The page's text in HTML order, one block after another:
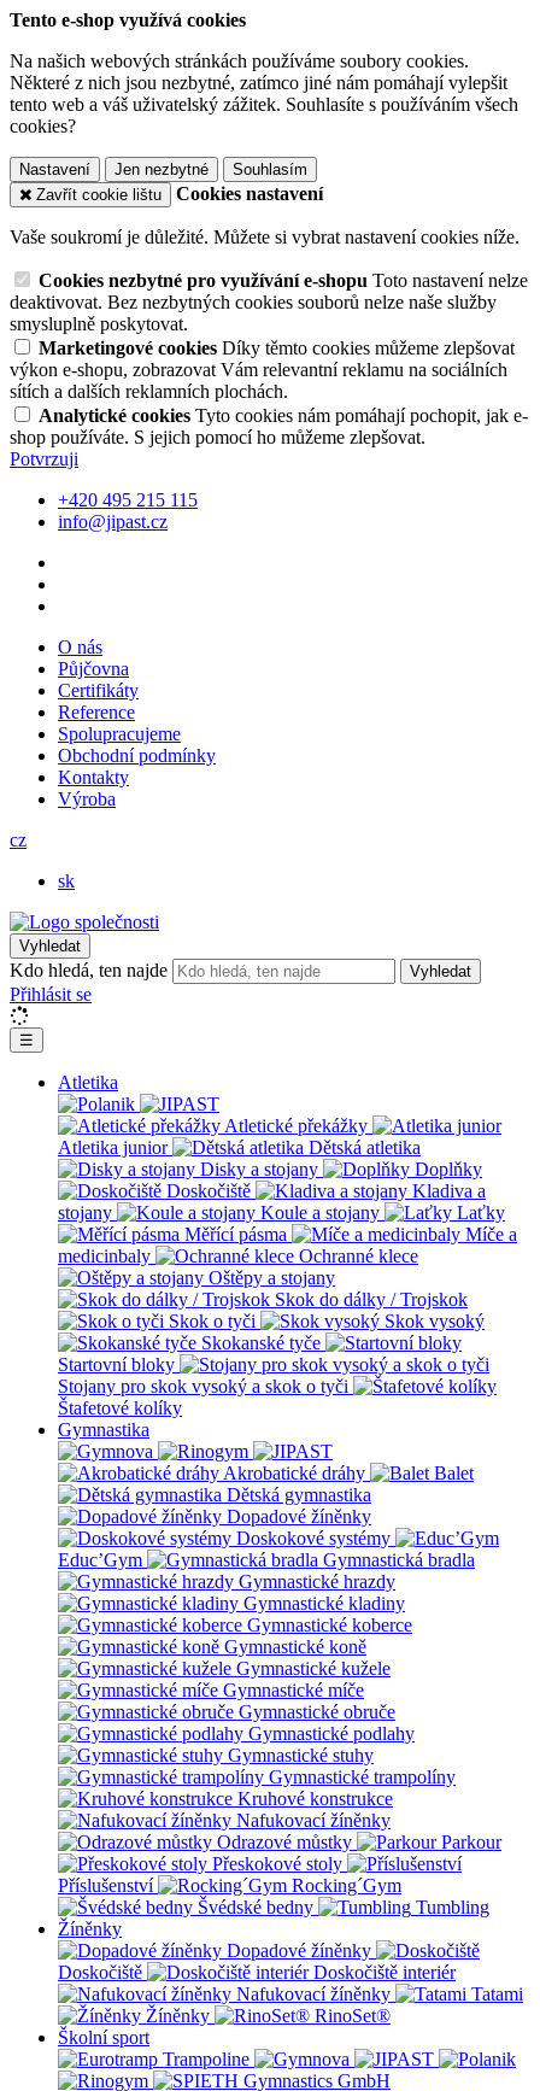
Tento e-shop využívá cookies
Na našich webových stránkách používáme soubory cookies.
Některé z nich jsou nezbytné, zatímco jiné nám pomáhají vylepšit
tento web a váš uživatelský zážitek. Souhlasíte s používáním všech
cookies?
Nastavení Jen nezbytné
Souhlasím
Zavřít cookie lištu
Cookies nastavení
Vaše soukromí je důležité. Můžete si vybrat nastavení cookies níže.
Cookies nezbytné pro využívání e-shopu Toto nastavení nelze
deaktivovat. Bez nezbytných cookies souborů nelze naše služby
smysluplně poskytovat.
Marketingové cookies Díky těmto cookies můžeme zlepšovat
výkon e-shopu, zobrazovat Vám relevantní reklamu na sociálních
sítích a dalších reklamních plochách.
Analytické cookies Tyto cookies nám pomáhají pochopit, jak e-
shop používáte. S jejich pomocí ho můžeme zlepšovat.
Potvrzuji
+420 495 215 115
info@jipast.cz
O nás
Půjčovna
Certifikáty
Reference
Spolupracujeme
Obchodní podmínky
Kontakty
Výroba
cz
sk
Vyhledat
Kdo hledá, ten najde Vyhledat
Přihlásit se
☰
Atletika
Atletické překážky
Atletika junior
Dětská atletika
Disky a stojany
Doplňky
Doskočiště
Kladiva a
stojany
Koule a stojany
Laťky
Měřící pásma
Míče a
medicinbaly
Ochranné klece
Oštěpy a stojany
Skok do dálky / Trojskok
Skok o tyči
Skok vysoký
Skokanské tyče
Startovní bloky
Stojany pro skok vysoký a skok o tyči
Štafetové kolíky
Gymnastika
Akrobatické dráhy
Balet
Dětská gymnastika
Dopadové žíněnky
Doskokové systémy
Educ’Gym
Gymnastická bradla
Gymnastické hrazdy
Gymnastické kladiny
Gymnastické koberce
Gymnastické koně
Gymnastické kužele
Gymnastické míče
Gymnastické obruče
Gymnastické podlahy
Gymnastické stuhy
Gymnastické trampolíny
Kruhové konstrukce
Nafukovací žíněnky
Odrazové můstky
Parkour
Přeskokové stoly
Příslušenství
Rocking´Gym
Švédské bedny
Tumbling
Žíněnky
Dopadové žíněnky
Doskočiště
Doskočiště interiér
Nafukovací žíněnky
Tatami
Žíněnky
RinoSet®
Školní sport